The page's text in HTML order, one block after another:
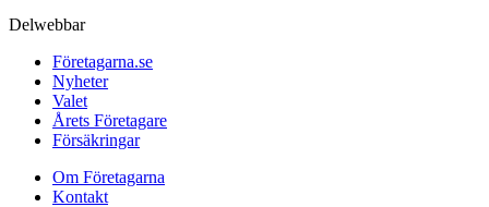
Delwebbar
Företagarna.se
Nyheter
Valet
Årets Företagare
Försäkringar
Om Företagarna
Kontakt